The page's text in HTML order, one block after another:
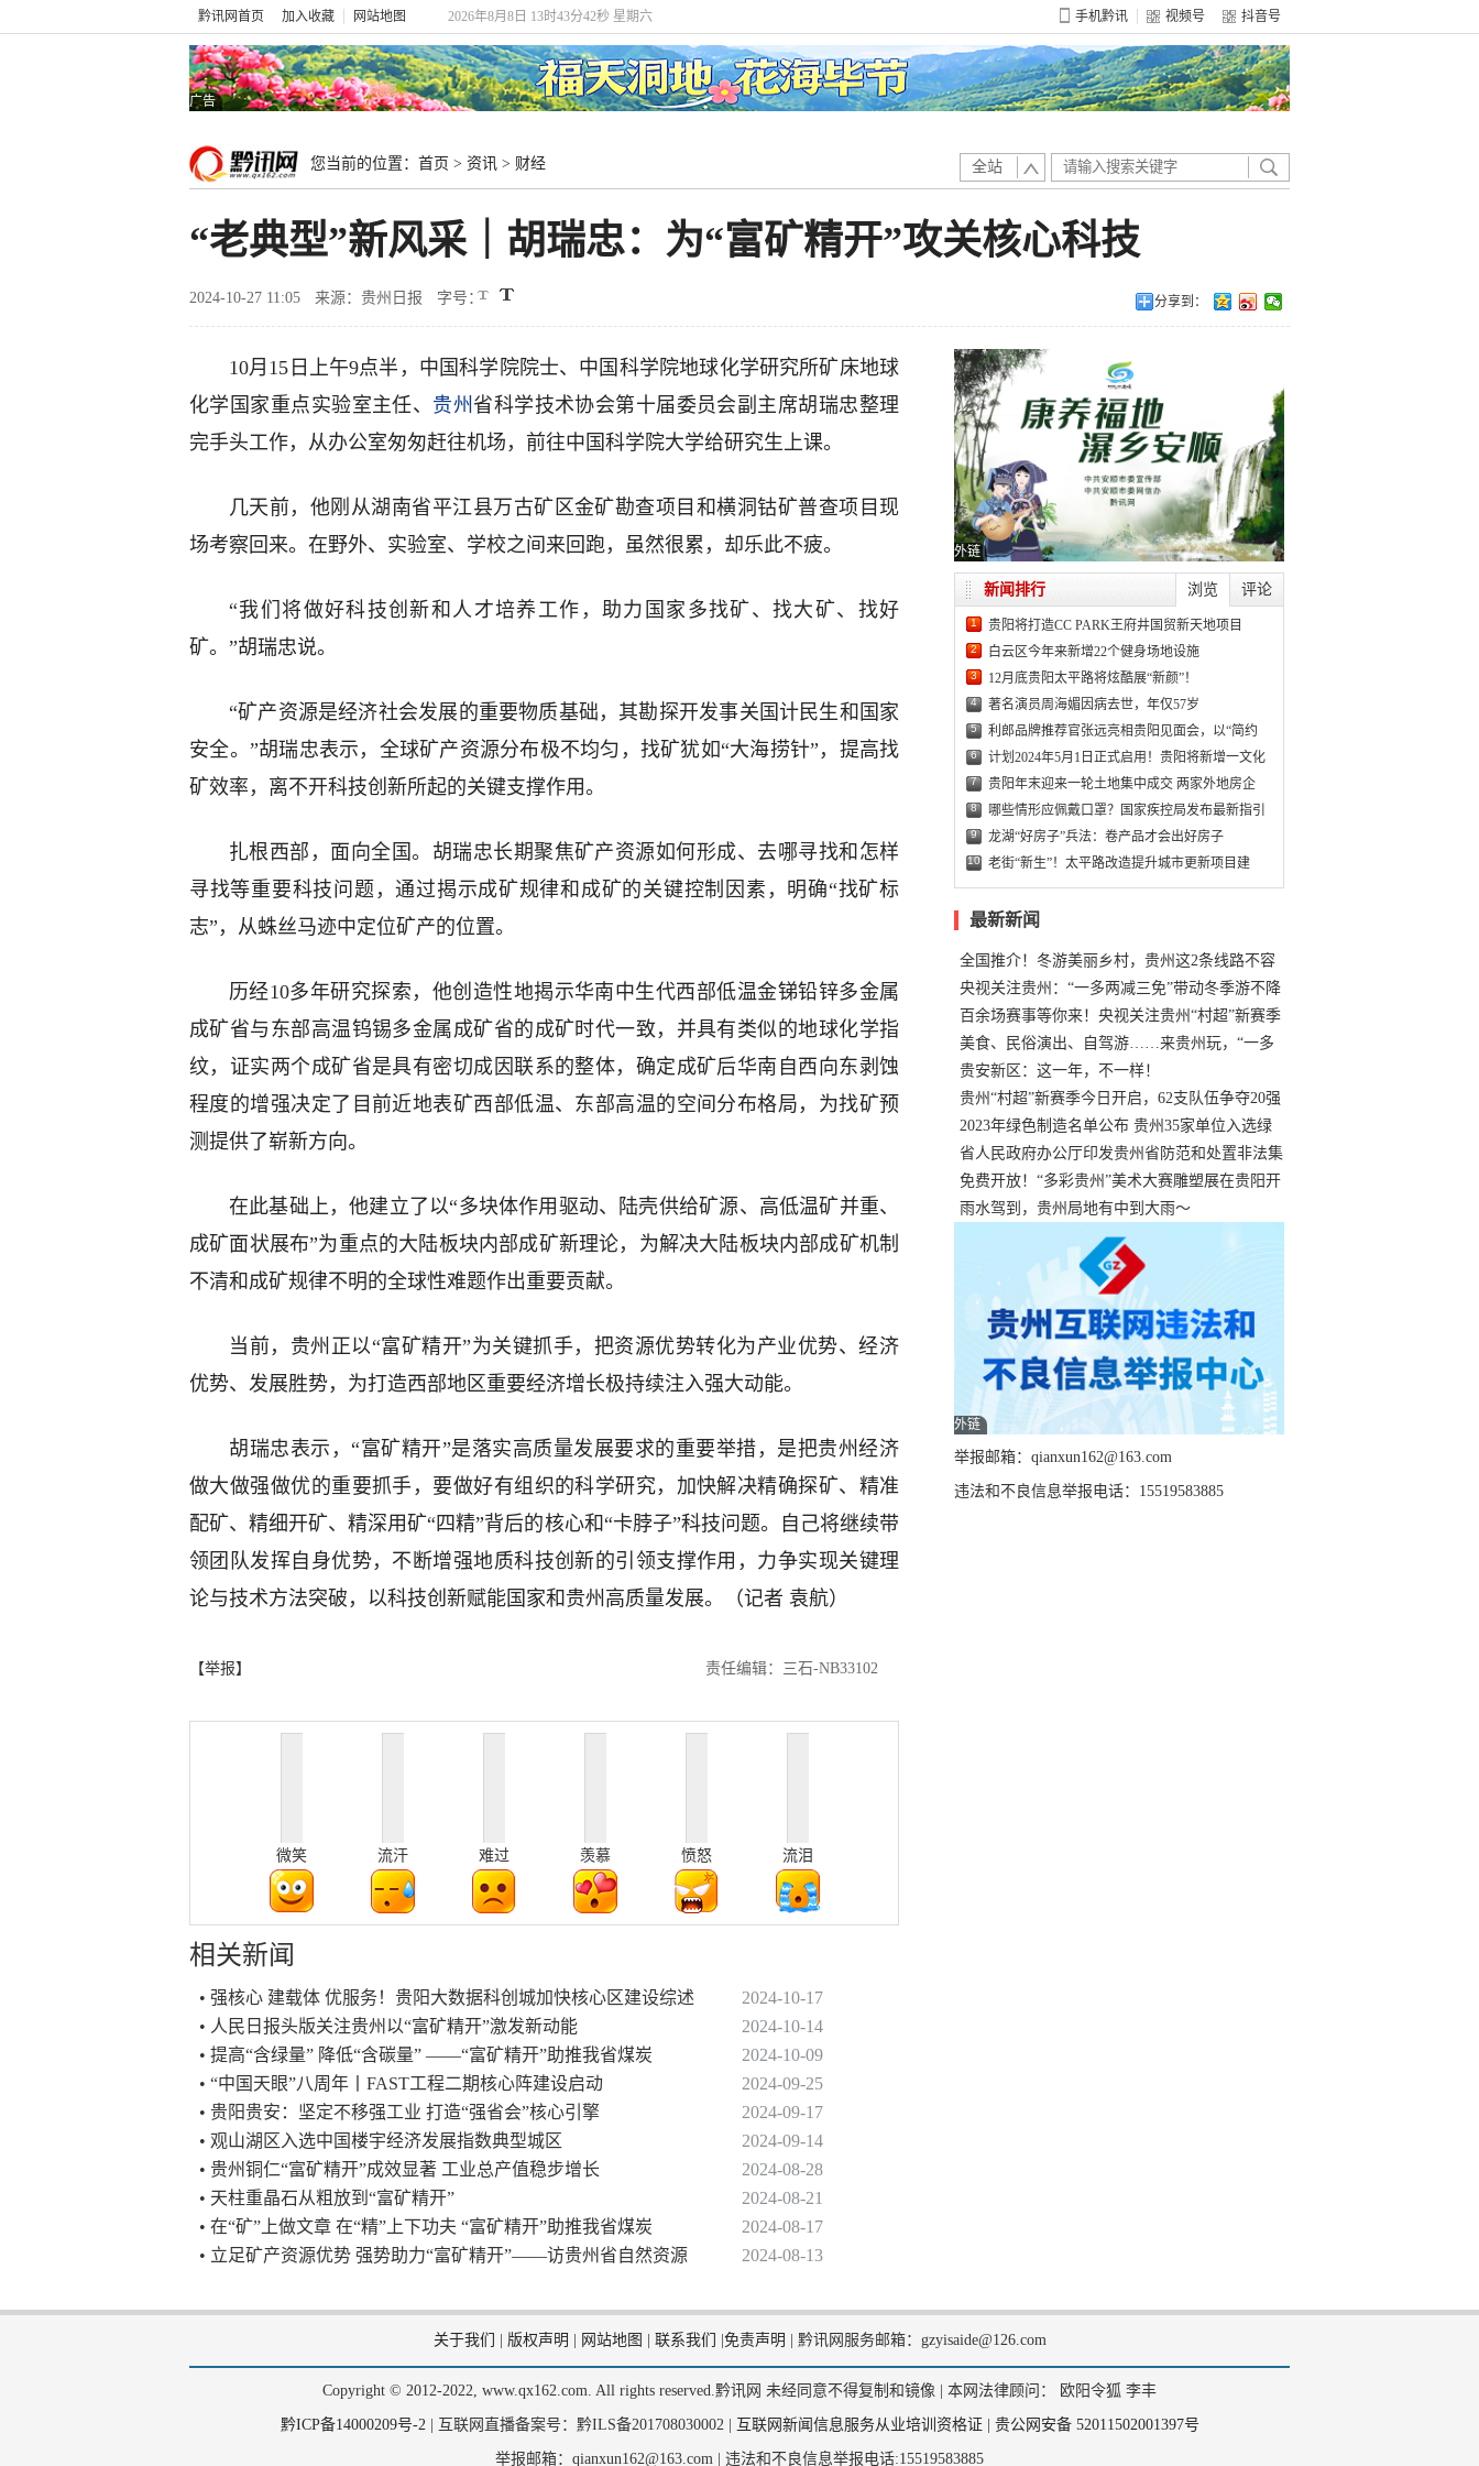
黔讯网首页 加入收藏 网站地图 2026年8月8日 13时43分43秒 星期六 手机黔讯 视频号 抖音号
广告
您当前的位置： 首页 > 资讯 > 财经 全站
“老典型”新风采｜胡瑞忠：为“富矿精开”攻关核心科技
2024-10-27 11:05 来源：贵州日报 字号： 分享到：
10月15日上午9点半，中国科学院院士、中国科学院地球化学研究所矿床地球
化学国家重点实验室主任、 贵州省科学技术协会第十届委员会副主席胡瑞忠整理
完手头工作，从办公室匆匆赶往机场，前往中国科学院大学给研究生上课。
几天前，他刚从湖南省平江县万古矿区金矿勘查项目和横洞钴矿普查项目现
场考察回来。在野外、实验室、学校之间来回跑，虽然很累，却乐此不疲。
“我们将做好科技创新和人才培养工作，助力国家多找矿、找大矿、找好
矿。”胡瑞忠说。
“矿产资源是经济社会发展的重要物质基础，其勘探开发事关国计民生和国家
安全。”胡瑞忠表示，全球矿产资源分布极不均匀，找矿犹如“大海捞针”，提高找
矿效率，离不开科技创新所起的关键支撑作用。
扎根西部，面向全国。胡瑞忠长期聚焦矿产资源如何形成、去哪寻找和怎样
寻找等重要科技问题，通过揭示成矿规律和成矿的关键控制因素，明确“找矿标
志”，从蛛丝马迹中定位矿产的位置。
历经10多年研究探索，他创造性地揭示华南中生代西部低温金锑铅锌多金属
成矿省与东部高温钨锡多金属成矿省的成矿时代一致，并具有类似的地球化学指
纹，证实两个成矿省是具有密切成因联系的整体，确定成矿后华南自西向东剥蚀
程度的增强决定了目前近地表矿西部低温、东部高温的空间分布格局，为找矿预
测提供了崭新方向。
在此基础上，他建立了以“多块体作用驱动、陆壳供给矿源、高低温矿并重、
成矿面状展布”为重点的大陆板块内部成矿新理论，为解决大陆板块内部成矿机制
不清和成矿规律不明的全球性难题作出重要贡献。
当前，贵州正以“富矿精开”为关键抓手，把资源优势转化为产业优势、经济
优势、发展胜势，为打造西部地区重要经济增长极持续注入强大动能。
胡瑞忠表示，“富矿精开”是落实高质量发展要求的重要举措，是把贵州经济
做大做强做优的重要抓手，要做好有组织的科学研究，加快解决精确探矿、精准
配矿、精细开矿、精深用矿“四精”背后的核心和“卡脖子”科技问题。自己将继续带
领团队发挥自身优势，不断增强地质科技创新的引领支撑作用，力争实现关键理
论与技术方法突破，以科技创新赋能国家和贵州高质量发展。（记者 袁航）
【举报】 责任编辑：三石-NB33102
微笑 流汗 难过 羡慕 愤怒 流泪
相关新闻
• 强核心 建载体 优服务！贵阳大数据科创城加快核心区建设综述
2024-10-17
• 人民日报头版关注贵州以“富矿精开”激发新动能
2024-10-14
• 提高“含绿量” 降低“含碳量” ——“富矿精开”助推我省煤炭
2024-10-09
• “中国天眼”八周年丨FAST工程二期核心阵建设启动
2024-09-25
• 贵阳贵安：坚定不移强工业 打造“强省会”核心引擎
2024-09-17
• 观山湖区入选中国楼宇经济发展指数典型城区
2024-09-14
• 贵州铜仁“富矿精开”成效显著 工业总产值稳步增长
2024-08-28
• 天柱重晶石从粗放到“富矿精开”
2024-08-21
• 在“矿”上做文章 在“精”上下功夫 “富矿精开”助推我省煤炭
2024-08-17
• 立足矿产资源优势 强势助力“富矿精开”——访贵州省自然资源
2024-08-13
外链
浏览 评论
新闻排行
1 贵阳将打造CC PARK王府井国贸新天地项目
2 白云区今年来新增22个健身场地设施
3 12月底贵阳太平路将炫酷展“新颜”！
4 著名演员周海媚因病去世，年仅57岁
5 利郎品牌推荐官张远亮相贵阳见面会，以“简约
6 计划2024年5月1日正式启用！贵阳将新增一文化
7 贵阳年末迎来一轮土地集中成交 两家外地房企
8 哪些情形应佩戴口罩？国家疾控局发布最新指引
9 龙湖“好房子”兵法：卷产品才会出好房子
10 老街“新生”！太平路改造提升城市更新项目建
最新新闻
全国推介！冬游美丽乡村，贵州这2条线路不容
错过
央视关注贵州：“一多两减三免”带动冬季游不降
温
百余场赛事等你来！央视关注贵州“村超”新赛季
正式“打响”
美食、民俗演出、自驾游……来贵州玩，“一多
两减三免”！
贵安新区：这一年，不一样！
贵州“村超”新赛季今日开启，62支队伍争夺20强
名额
2023年绿色制造名单公布 贵州35家单位入选绿
色工厂
省人民政府办公厅印发贵州省防范和处置非法集
资工作实施细则
免费开放！“多彩贵州”美术大赛雕塑展在贵阳开
展，持续至1月19日
雨水驾到，贵州局地有中到大雨～
外链
举报邮箱：qianxun162@163.com
违法和不良信息举报电话：15519583885
关于我们 版权声明 网站地图 联系我们 免责声明 黔讯网服务邮箱：gzyisaide@126.com
Copyright © 2012-2022, www.qx162.com. All rights reserved.黔讯网 未经同意不得复制和镜像 | 本网法律顾问： 欧阳令狐 李丰
黔ICP备14000209号-2| 互联网直播备案号：黔ILS备201708030002 | 互联网新闻信息服务从业培训资格证 贵公网安备 52011502001397号
举报邮箱：qianxun162@163.com | 违法和不良信息举报电话:15519583885